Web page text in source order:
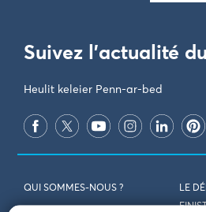
Suivez l'actualité
Heulit keleier Penn-ar-bed
QUI SOMMES-NOUS ?
LE